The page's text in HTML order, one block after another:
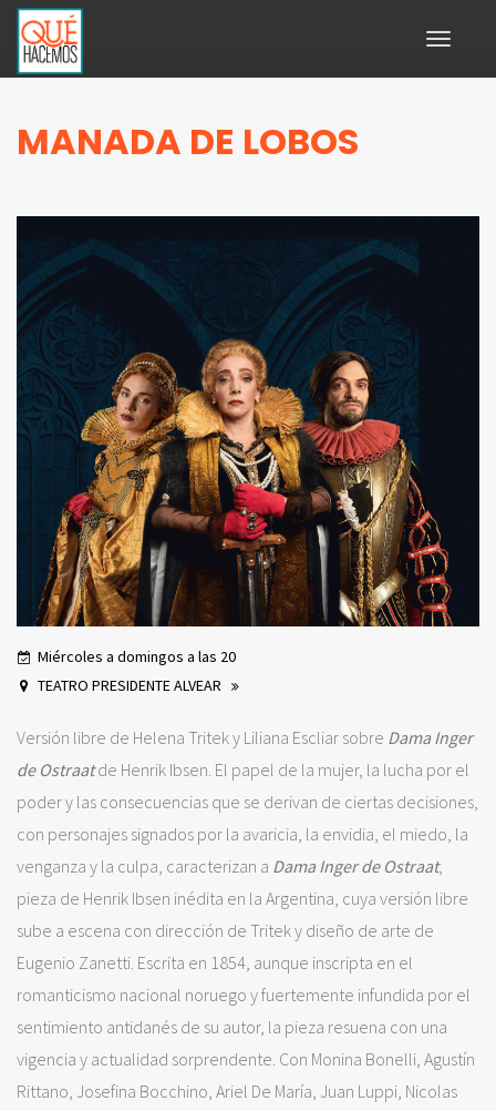
Toggle
MANADA DE LOBOS
Miércoles a domingos a las 20
TEATRO PRESIDENTE ALVEAR
Versión libre de Helena Tritek y Liliana Escliar sobre Dama Inger
de Ostraatde Henrik Ibsen. El papel de la mujer, la lucha por el
poder y las consecuencias que se derivan de ciertas decisiones,
con personajes signados por la avaricia, la envidia, el miedo, la
venganza y la culpa, caracterizan a Dama Inger de Ostraat,
pieza de Henrik Ibsen inédita en la Argentina, cuya versión libre
sube a escena con dirección de Tritek y diseño de arte de
Eugenio Zanetti. Escrita en 1854, aunque inscripta en el
romanticismo nacional noruego y fuertemente infundida por el
sentimiento antidanés de su autor, la pieza resuena con una
vigencia y actualidad sorprendente. Con Monina Bonelli, Agustín
Rittano, Josefina Bocchino, Ariel De María, Juan Luppi, Nicolas